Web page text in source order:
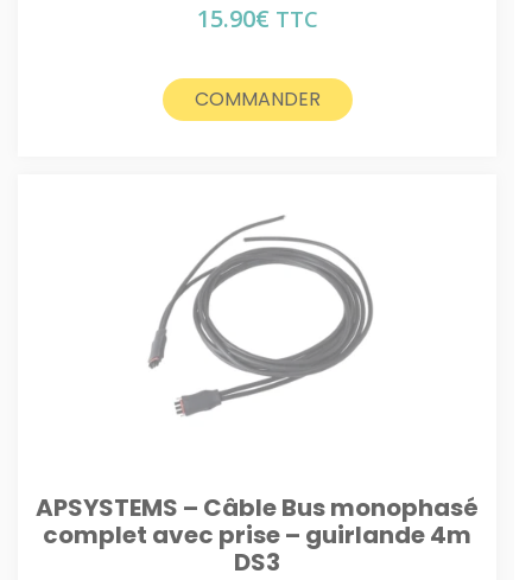
15.90€ TTC
COMMANDER
APSYSTEMS – Câble Bus monophasé
complet avec prise – guirlande 4m
DS3